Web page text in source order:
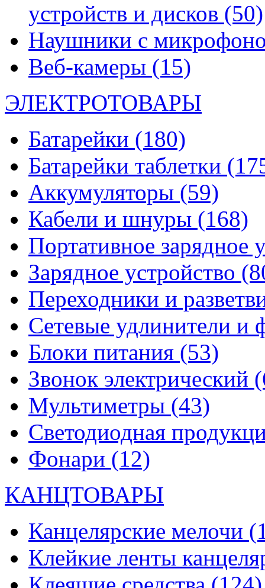
устройств и дисков (50)
Наушники с
Веб-камеры (15)
ЭЛЕКТРОТОВАРЫ
Батарейки (180)
Батарейки таблетки
Аккумуляторы (59)
Кабели и шнуры (168)
Портативное зарядное
Зарядное устройство
Переходники и
Сетевые удлинители и
Блоки питания (53)
Звонок электрический
Мультиметры (43)
Светодиодная
Фонари (12)
КАНЦТОВАРЫ
Канцелярские мелочи
Клейкие ленты